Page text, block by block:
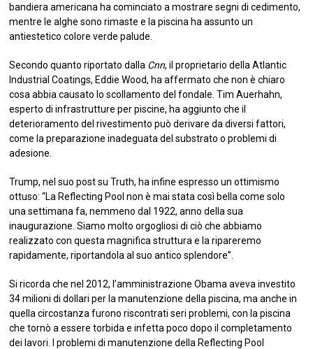
bandiera americana ha cominciato a mostrare segni di cedimento,
mentre le alghe sono rimaste e la piscina ha assunto un
antiestetico colore verde palude.
Secondo quanto riportato dalla Cnn, il proprietario della Atlantic
Industrial Coatings, Eddie Wood, ha affermato che non è chiaro
cosa abbia causato lo scollamento del fondale. Tim Auerhahn,
esperto di infrastrutture per piscine, ha aggiunto che il
deterioramento del rivestimento può derivare da diversi fattori,
come la preparazione inadeguata del substrato o problemi di
adesione.
Trump, nel suo post su Truth, ha infine espresso un ottimismo
ottuso: “La Reflecting Pool non è mai stata così bella come solo
una settimana fa, nemmeno dal 1922, anno della sua
inaugurazione. Siamo molto orgogliosi di ciò che abbiamo
realizzato con questa magnifica struttura e la ripareremo
rapidamente, riportandola al suo antico splendore”.
Si ricorda che nel 2012, l’amministrazione Obama aveva investito
34 milioni di dollari per la manutenzione della piscina, ma anche in
quella circostanza furono riscontrati seri problemi, con la piscina
che tornò a essere torbida e infetta poco dopo il completamento
dei lavori. I problemi di manutenzione della Reflecting Pool